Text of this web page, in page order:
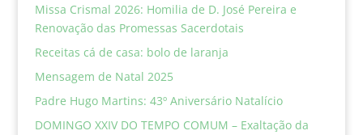
Missa Crismal 2026: Homilia de D. José Pereira e
Renovação das Promessas Sacerdotais
Receitas cá de casa: bolo de laranja
Mensagem de Natal 2025
Padre Hugo Martins: 43º Aniversário Natalício
DOMINGO XXIV DO TEMPO COMUM – Exaltação da